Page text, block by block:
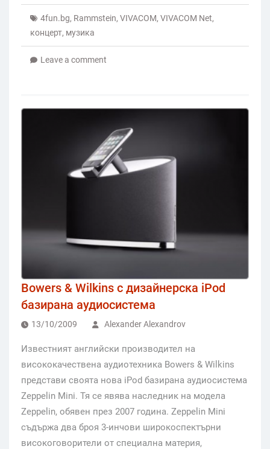
4fun.bg, Rammstein, VIVACOM, VIVACOM Net,
концерт, музика
Leave a comment
Bowers & Wilkins с дизайнерска iPod
базирана аудиосистема
13/10/2009 Alexander Alexandrov
Известният английски производител на
висококачествена аудиотехника Bowers & Wilkins
представи своята нова iPod базирана аудиосистема
Zeppelin Mini. Тя се явява наследник на модела
Zeppelin, обявен през 2007 година. Zeppelin Mini
съдържа два броя 3-инчови широкоспектърни
високоговорители от специална материя,